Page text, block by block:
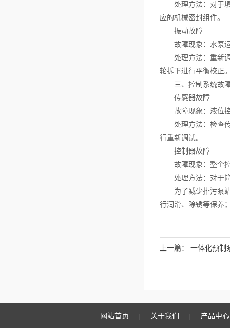
处理方法：对于填
应的机械密封组件。
振动故障
故障现象：水泵运
处理方法：重新调
轮拆下进行平衡校正
三、控制系统故
传感器故障
故障现象：液位控
处理方法：检查传
行重新调试。
控制器故障
故障现象：整个控
处理方法：对于简
为了减少排污泵站
行润滑、除锈等保养
上一篇： 一体化预制
网站首页 关于我们 产品中心